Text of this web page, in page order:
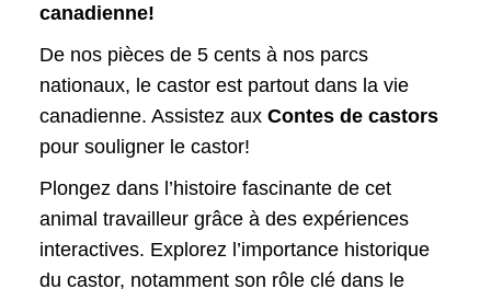
canadienne!
De nos pièces de 5 cents à nos parcs
nationaux, le castor est partout dans la vie
canadienne. Assistez aux Contes de castors
pour souligner le castor!
Plongez dans l’histoire fascinante de cet
animal travailleur grâce à des expériences
interactives. Explorez l’importance historique
du castor, notamment son rôle clé dans le